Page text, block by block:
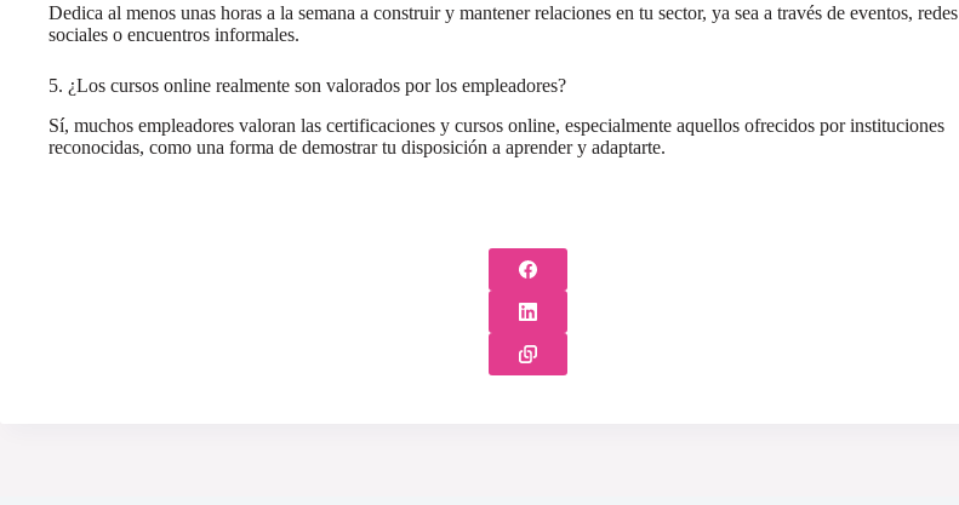
Dedica al menos unas horas a la semana a construir y mantener relaciones en tu sector, ya sea a través de eventos, redes
sociales o encuentros informales.
5. ¿Los cursos online realmente son valorados por los empleadores?
Sí, muchos empleadores valoran las certificaciones y cursos online, especialmente aquellos ofrecidos por instituciones
reconocidas, como una forma de demostrar tu disposición a aprender y adaptarte.